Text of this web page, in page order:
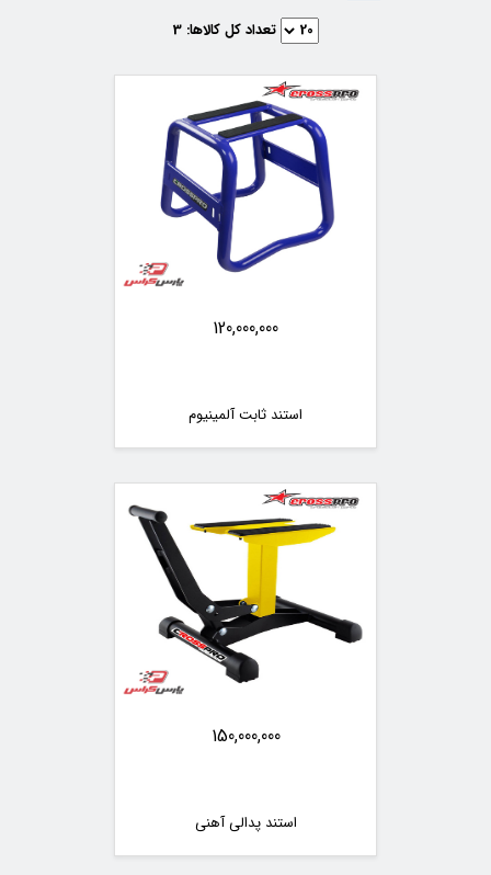
تعداد کل کالاها:3
120,000,000
استند ثابت آلمینیوم
150,000,000
استند پدالی آهنی